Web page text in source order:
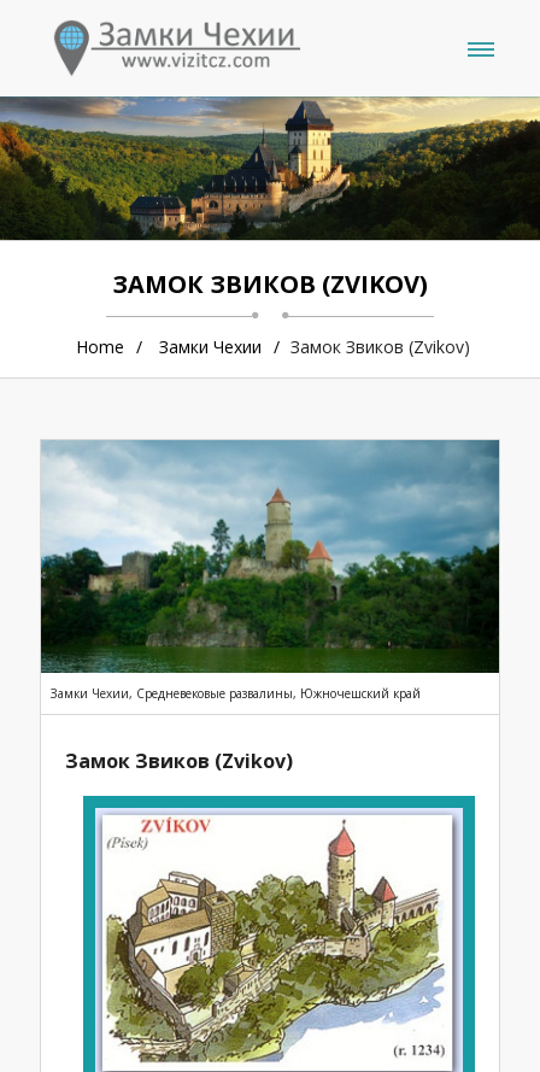
ЗАМОК ЗВИКОВ (ZVIKOV)
Home Замки Чехии Замок Звиков (Zvikov)
Замки Чехии, Средневековые развалины, Южночешский край
Замок Звиков (Zvikov)